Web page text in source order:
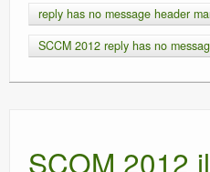
reply has no message header
SCCM 2012 reply has no
SCOM 2012